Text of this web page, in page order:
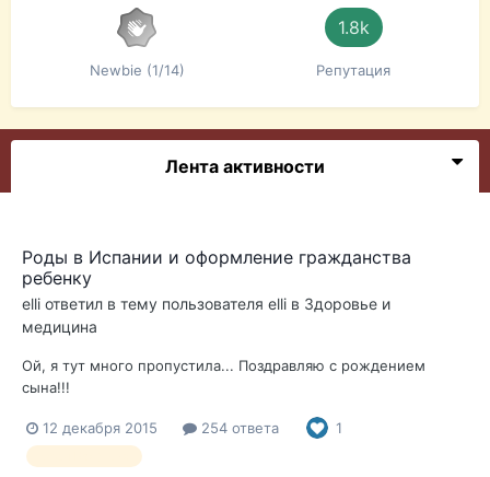
Newbie (1/14)
1.8k
Репутация
Лента активности
Роды в Испании и оформление гражданства
ребенку
elli ответил в тему пользователя elli в Здоровье и
медицина
Ой, я тут много пропустила... Поздравляю с рождением
сына!!!
12 декабря 2015 254 ответа 1